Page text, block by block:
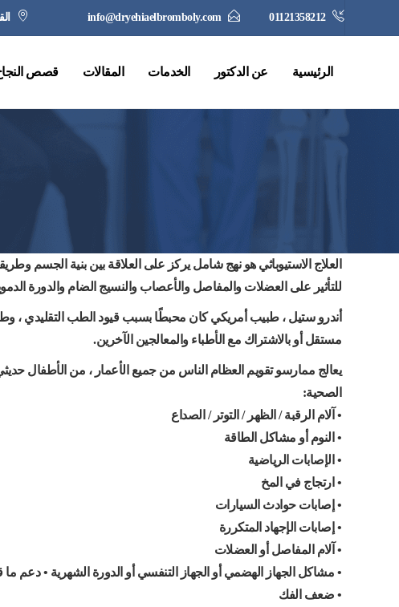
01121358212
info@dryehiaelbromboly.com القاهرة : 74
الرئيسية عن الدكتور الخدمات المقالات قصص
العلاج الاستيوباثي هو نهج شامل يركز على العلاقة بين بنية الجسم
للتأثير على العضلات والمفاصل والأعصاب والنسيج الضام والدورة
أندرو ستيل ، طبيب أمريكي كان محبطًا بسبب قيود الطب التقليدي ،
مستقل أو بالاشتراك مع الأطباء والمعالجين الآخرين.
يعالج ممارسو تقويم العظام الناس من جميع الأعمار ، من الأطفال
الصحية:
• آلام الرقبة / الظهر / التوتر / الصداع
• النوم أو مشاكل الطاقة
• الإصابات الرياضية
• ارتجاج في المخ
• إصابات حوادث السيارات
• إصابات الإجهاد المتكررة
• آلام المفاصل أو العضلات
• مشاكل الجهاز الهضمي أو الجهاز التنفسي أو الدورة الشهرية • دعم ما
• ضعف الفك